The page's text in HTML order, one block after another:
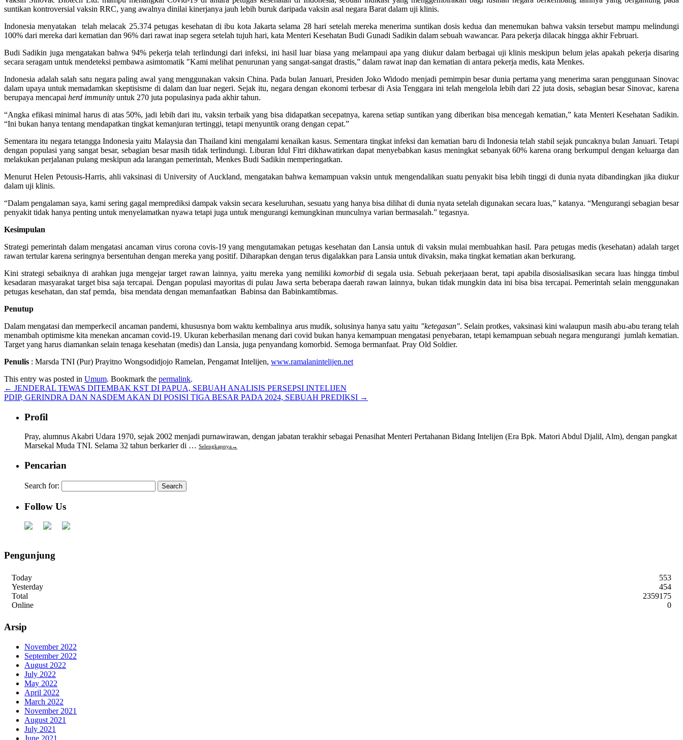
suntikan kontroversial vaksin RRC, yang awalnya dinilai kinerjanya jauh lebih buruk daripada vaksin asal negara Barat dalam uji klinis.
Indonesia menyatakan telah melacak 25.374 petugas kesehatan di ibu kota Jakarta selama 28 hari setelah mereka menerima suntikan dosis kedua dan menemukan bahwa vaksin tersebut mampu melindungi
100% dari mereka dari kematian dan 96% dari rawat inap segera setelah tujuh hari, kata Menteri Kesehatan Budi Gunadi Sadikin dalam sebuah wawancar. Para pekerja dilacak hingga akhir Februari.
Budi Sadikin juga mengatakan bahwa 94% pekerja telah terlindungi dari infeksi, ini hasil luar biasa yang melampaui apa yang diukur dalam berbagai uji klinis meskipun belum jelas apakah pekerja disaring
secara seragam untuk mendeteksi pembawa asimtomatik "Kami melihat penurunan yang sangat-sangat drastis,” dalam rawat inap dan kematian di antara pekerja medis, kata Menkes.
Indonesia adalah salah satu negara paling awal yang menggunakan vaksin China. Pada bulan Januari, Presiden Joko Widodo menjadi pemimpin besar dunia pertama yang menerima saran penggunaan Sinovac
dalam upaya untuk memadamkan skeptisisme di dalam dan luar negeri. Sejak itu, negara dengan ekonomi terbesar di Asia Tenggara ini telah mengelola lebih dari 22 juta dosis, sebagian besar Sinovac, karena
berupaya mencapai herd immunity untuk 270 juta populasinya pada akhir tahun.
“Angka efikasi minimal harus di atas 50%, jadi lebih dari itu, vaksin terbaik yang bisa didapatkan secepatnya, karena setiap suntikan yang diberikan bisa mencegah kematian,” kata Menteri Kesehatan Sadikin.
“Ini bukan hanya tentang mendapatkan tingkat kemanjuran tertinggi, tetapi menyuntik orang dengan cepat.”
Sementara itu negara tetangga Indonesia yaitu Malaysia dan Thailand kini mengalami kenaikan kasus. Sementara tingkat infeksi dan kematian baru di Indonesia telah stabil sejak puncaknya bulan Januari. Tetapi
dengan populasi yang sangat besar, sebagian besar masih tidak terlindungi. Liburan Idul Fitri dikhawatirkan dapat menyebabkan kasus meningkat sebanyak 60% karena orang berkumpul dengan keluarga dan
melakukan perjalanan pulang meskipun ada larangan pemerintah, Menkes Budi Sadikin memperingatkan.
Menurut Helen Petousis-Harris, ahli vaksinasi di University of Auckland, mengatakan bahwa kemampuan vaksin untuk mengendalikan suatu penyakit bisa lebih tinggi di dunia nyata dibandingkan jika diukur
dalam uji klinis.
“Dalam pengalaman saya, kami sering gagal memprediksi dampak vaksin secara keseluruhan, sesuatu yang hanya bisa dilihat di dunia nyata setelah digunakan secara luas,” katanya. “Mengurangi sebagian besar
penyakit tidak hanya penting untuk menyelamatkan nyawa tetapi juga untuk mengurangi kemungkinan munculnya varian bermasalah.” tegasnya.
Kesimpulan
Strategi pemerintah dalam mengatasi ancaman virus corona covis-19 yang mengutamakan petugas kesehatan dan Lansia untuk di vaksin mulai membuahkan hasil. Para petugas medis (kesehatan) adalah target
rawan tertular karena seringnya bersentuhan dengan mereka yang positif. Diharapkan dengan terus digalakkan para Lansia untuk divaksin, maka tingkat kematian akan berkurang.
Kini strategi sebaiknya di arahkan juga mengejar target rawan lainnya, yaitu mereka yang nemilikikomorbid di segala usia. Sebuah pekerjaaan berat, tapi apabila disosialisasikan secara luas hingga timbul
kesadaran masyarakat target bisa saja tercapai. Dengan populasi mayoritas di pulau Jawa serta beberapa daerah rawan lainnya, bukan tidak mungkin data ini bisa bisa tercapai. Pemerintah selain menggunakan
petugas kesehatan, dan staf pemda, bisa mendata dengan memanfaatkan Babinsa dan Babinkamtibmas.
Penutup
Dalam mengatasi dan memperkecil ancaman pandemi, khususnya bom waktu kembalinya arus mudik, solusinya hanya satu yaitu "ketegasan". Selain protkes, vaksinasi kini walaupun masih abu-abu terang telah
menambah optimisme kita menekan ancaman covid-19. Ukuran keberhasilan menang dari covid bukan hanya kemampuan mengatasi penyebaran, tetapi kemampuan sebuah negara mengurangi jumlah kematian.
Target yang harus diamankan selain tenaga kesehatan (medis) dan Lansia, juga penyandang komorbid. Semoga bermanfaat. Pray Old Soldier.
Penulis : Marsda TNI (Pur) Prayitno Wongsodidjojo Ramelan, Pengamat Intelijen, www.ramalanintelijen.net
This entry was posted in Umum. Bookmark the permalink.
← JENDERAL TEWAS DITEMBAK KST DI PAPUA, SEBUAH ANALISIS PERSEPSI INTELIJEN
PDIP, GERINDRA DAN NASDEM AKAN DI POSISI TIGA BESAR PADA 2024, SEBUAH PREDIKSI →
Profil
Pray, alumnus Akabri Udara 1970, sejak 2002 menjadi purnawirawan, dengan jabatan terakhir sebagai Penasihat Menteri Pertahanan Bidang Intelijen (Era Bpk. Matori Abdul Djalil, Alm), dengan pangkat
Marsekal Muda TNI. Selama 32 tahun berkarier di … Selengkapnya→
Pencarian
Search for:
Follow Us
Pengunjung
Today
Yesterday
Total
Online
553
454
2359175
0
Arsip
November 2022
September 2022
August 2022
July 2022
May 2022
April 2022
March 2022
November 2021
August 2021
July 2021